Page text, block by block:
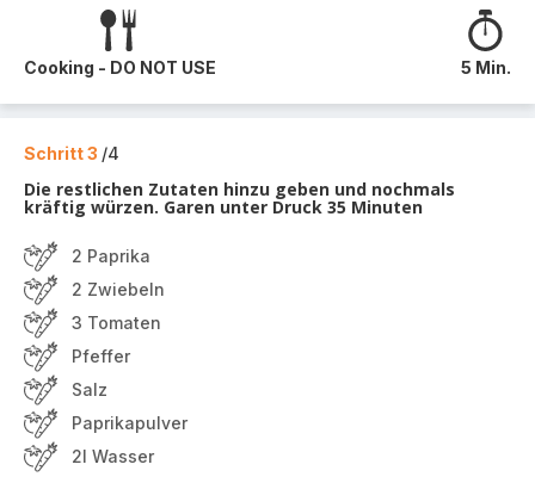
Cooking - DO NOT USE 5 Min.
Schritt 3 /4
Die restlichen Zutaten hinzu geben und nochmals
kräftig würzen. Garen unter Druck 35 Minuten
2 Paprika
2 Zwiebeln
3 Tomaten
Pfeffer
Salz
Paprikapulver
2l Wasser